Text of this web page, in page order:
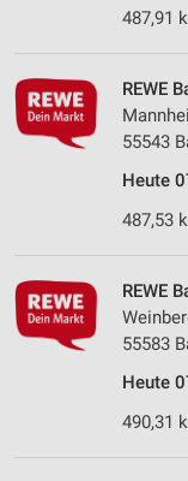
487,91
REWE
55543
Heute
487,53
REWE
55583
Heute
490,31